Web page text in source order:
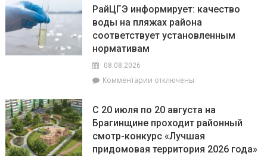
на
пике
энергии
Брагинском
РОВД
рассказали,
за
БПЛА
РайЦГЭ информирует: качество
воды на пляжах района
соответствует установленным
нормативам
08.08.2026
Комментарии к
информирует:
качество
воды
на
отключены
С 20 июля по 20 августа на
Брагинщине проходит районный
смотр-конкурс «Лучшая
придомовая территория 2026 года»